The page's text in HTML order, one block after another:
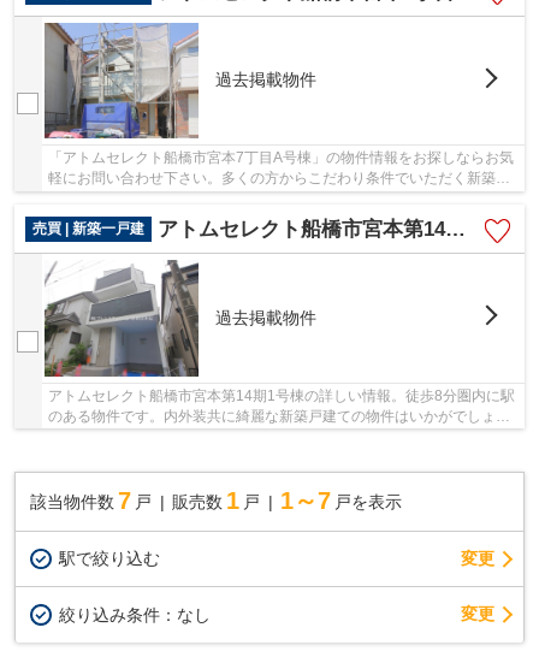
過去掲載物件
「アトムセレクト船橋市宮本7丁目A号棟」の物件情報をお探しならお気
軽にお問い合わせ下さい。多くの方からこだわり条件でいただく新築戸
建ての物件です。駅まで徒歩6分の物件です。京...
売買 | 新築一戸建
アトムセレクト船橋市宮本第14期1号棟
過去掲載物件
アトムセレクト船橋市宮本第14期1号棟の詳しい情報。徒歩8分圏内に駅
のある物件です。内外装共に綺麗な新築戸建ての物件はいかがでしょう
該当物件数 7 戸 販売数 1 戸 1～7 戸を表示
駅で絞り込む 変更
絞り込み条件： なし 変更